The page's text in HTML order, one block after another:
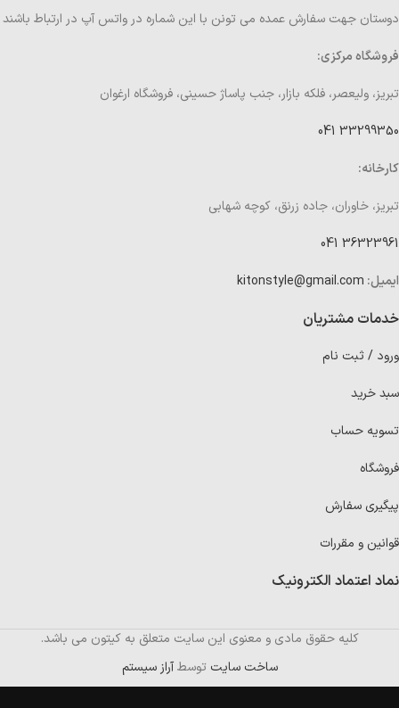
دوستان جهت سفارش عمده می تونن با این شماره در واتس آپ در ارتباط باشند
فروشگاه مرکزی:
تبریز، ولیعصر، فلکه بازار، جنب پاساژ حسینی، فروشگاه ارغوان
33299350 041
کارخانه:
تبریز، خاوران، جاده زرنق، کوچه شهابی
36323961 041
ایمیل: kitonstyle@gmail.com
خدمات مشتریان
ورود / ثبت نام
سبد خرید
تسویه حساب
فروشگاه
پیگیری سفارش
قوانین و مقررات
نماد اعتماد الکترونیک
کلیه حقوق مادی و معنوی این سایت متعلق به کیتون می باشد.
ساخت سایت توسطآراز سیستم